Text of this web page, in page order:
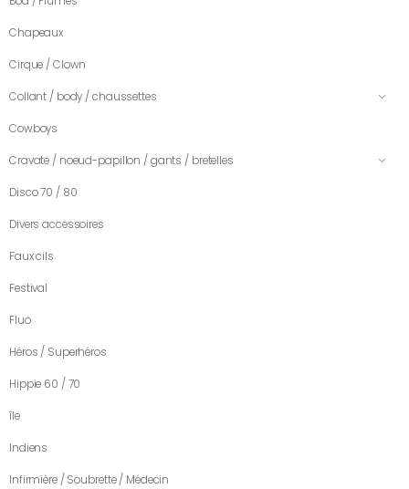
Chapeaux
Cirque / Clown
Collant / body / chaussettes
Cowboys
Cravate / noeud-papillon / gants / bretelles
Disco 70 / 80
Divers accessoires
Faux cils
Festival
Fluo
Héros / Superhéros
Hippie 60 / 70
île
Indiens
Infirmière / Soubrette / Médecin